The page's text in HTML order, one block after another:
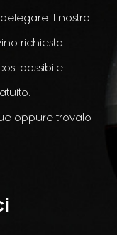
il nostro
richiesta.
possibile il
oppure trovalo